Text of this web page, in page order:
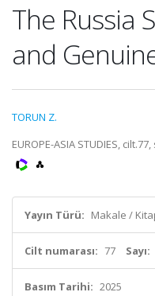
The Russia
and
TORUN Z.
EUROPE-ASIA STUDIES,
Yayın Türü: Makale /
Cilt numarası: 77 Sayı:
Basım Tarihi: 2025